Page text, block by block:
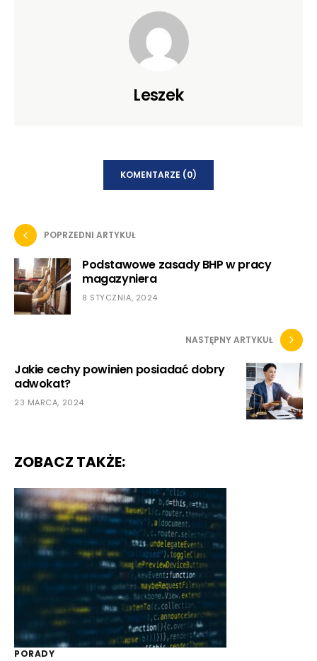
Leszek
KOMENTARZE (0)
POPRZEDNI ARTYKUŁ
Podstawowe zasady BHP w pracy
magazyniera
8 STYCZNIA, 2024
NASTĘPNY ARTYKUŁ
Jakie cechy powinien posiadać dobry
adwokat?
23 MARCA, 2024
ZOBACZ TAKŻE:
PORADY